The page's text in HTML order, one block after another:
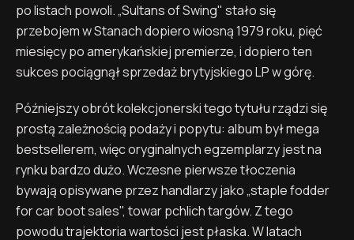
po listach powoli. „Sultans of Swing" stało się
przebojem w Stanach dopiero wiosną 1979 roku, pięć
miesięcy po amerykańskiej premierze, i dopiero ten
sukces pociągnął sprzedaż brytyjskiego LP w górę.
Późniejszy obrót kolekcjonerski tego tytułu rządzi się
prostą zależnością podaży i popytu: album był mega
bestsellerem, więc oryginalnych egzemplarzy jest na
rynku bardzo dużo. Wczesne pierwsze tłoczenia
bywają opisywane przez handlarzy jako „staple fodder
for car boot sales", towar pchlich targów. Z tego
powodu trajektoria wartości jest płaska. W latach